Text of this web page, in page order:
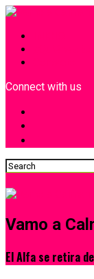
Connect with us
Vamo a
El Alfa se retira